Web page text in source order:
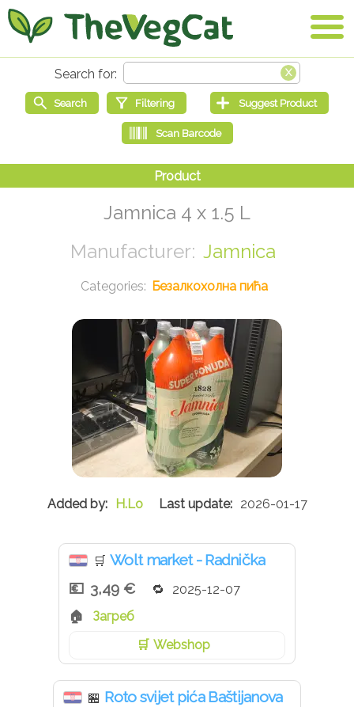
Jamnica 4 x 1.5 L
Jamnica
Безалкохолна пића
H.Lo 2026-01-17
🛒 Wolt market - Radnička
3,49 €
2025-12-07
Загреб
Webshop
🏪 Roto svijet pića Baštijanova